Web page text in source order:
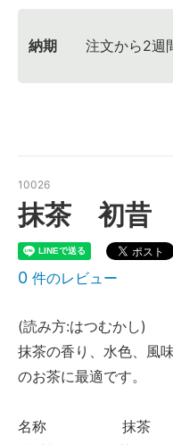
納期 注文から2週
10026
抹茶 初昔
0 件のレビュー
(読み方:はつむかし)
抹茶の香り、水色、風
のお茶に最適です。
名称 抹茶